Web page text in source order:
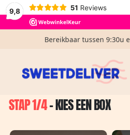
9,8 51 Reviews
€ 3,95
Bereikbaar tussen 9:30u
Gratis
Home / Samenstellen
STAP 1/4- KIES EEN BOX